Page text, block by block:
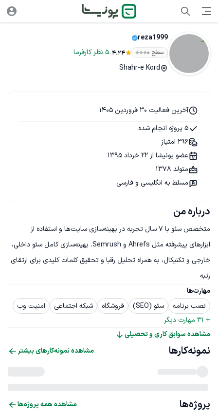
reza1999
سطح ۰ 4.24
.
5 نظر کارفرما
Shahr-e Kord
درباره من
متخصص سئو با ۷ سال تجربه در بهینه‌سازی سایت‌ها و استفاده از
ابزارهای پیشرفته مثل Ahrefs و Semrush. بهینه‌سازی کامل سئو داخلی،
خارجی و تکنیکال، به همراه تحلیل رقبا و تحقیق کلمات کلیدی برای ارتقای
رتبه
مهارت‌ها
نصب برنامه
سئو (SEO) فروشگاه شبکه اجتماعی
امنیت وب
+
31 مهارت دیگر
مشاهده سوابق کاری و تحصیلی
آخرین فعالیت 30 فروردین 1405
5 پروژه انجام شده
296 امتیاز
عضو پونیشا از 22 خرداد 1395
متولد 1378
مسلط به انگلیسی و فارسی
نمونه‌کارها مشاهده نمونه‌کارهای بیشتر
پروژه‌ها مشاهده همه پروژه‌ها